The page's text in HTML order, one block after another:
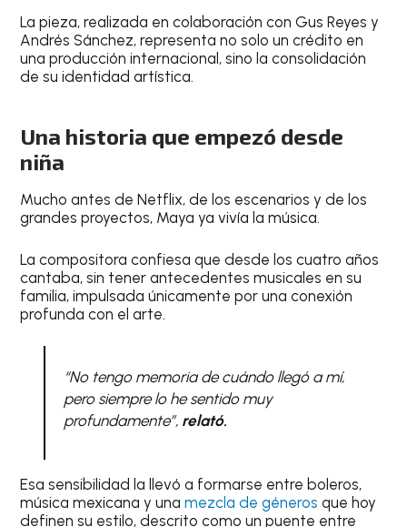
La pieza, realizada en colaboración con Gus Reyes y
Andrés Sánchez, representa no solo un crédito en
una producción internacional, sino la consolidación
de su identidad artística.
Una historia que empezó desde
niña
Mucho antes de Netflix, de los escenarios y de los
grandes proyectos, Maya ya vivía la música.
La compositora confiesa que desde los cuatro años
cantaba, sin tener antecedentes musicales en su
familia, impulsada únicamente por una conexión
profunda con el arte.
“No tengo memoria de cuándo llegó a mí,
pero siempre lo he sentido muy
profundamente”, relató.
Esa sensibilidad la llevó a formarse entre boleros,
música mexicana y unamezcla de géneros que hoy
definen su estilo, descrito como un puente entre